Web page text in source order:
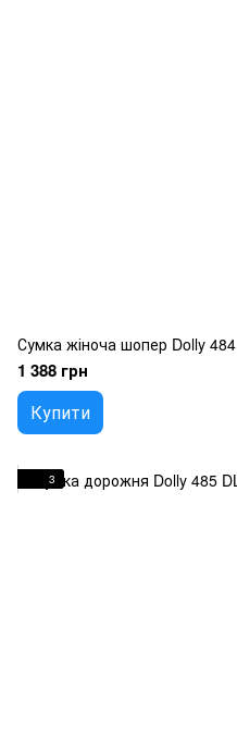
Сумка жіноча шопер Dolly 484
1 388 грн
Купити
3